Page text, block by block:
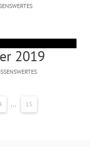
2019
... 15